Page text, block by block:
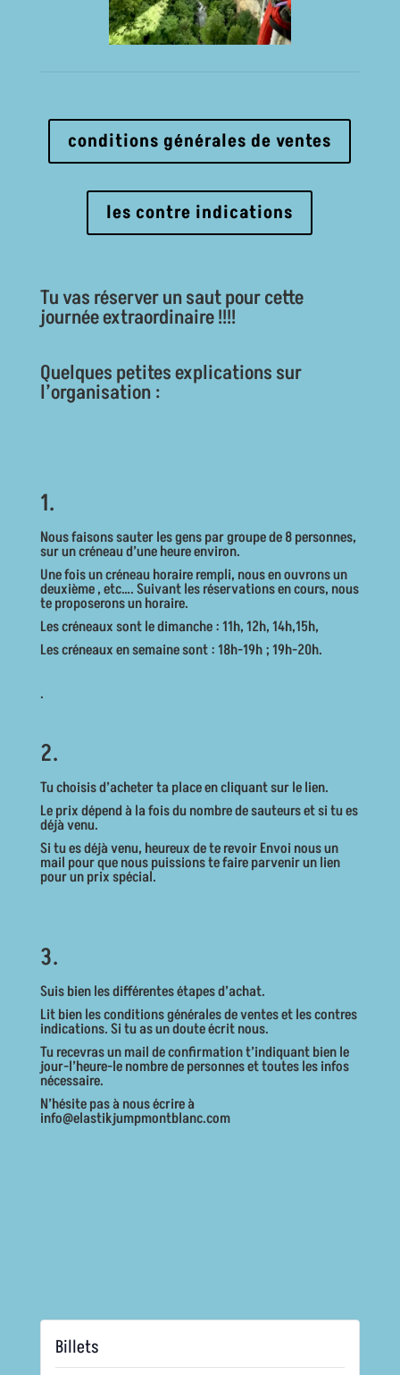
conditions générales de ventes
les contre indications
Tu vas réserver un saut pour cette
journée extraordinaire !!!!
Quelques petites explications sur
l’organisation :
1.
Nous faisons sauter les gens par groupe de 8 personnes,
sur un créneau d’une heure environ.
Une fois un créneau horaire rempli, nous en ouvrons un
deuxième , etc…. Suivant les réservations en cours, nous
te proposerons un horaire.
Les créneaux sont le dimanche : 11h, 12h, 14h,15h,
Les créneaux en semaine sont : 18h-19h ; 19h-20h.
.
2.
Tu choisis d’acheter ta place en cliquant sur le lien.
Le prix dépend à la fois du nombre de sauteurs et si tu es
déjà venu.
Si tu es déjà venu, heureux de te revoir Envoi nous un
mail pour que nous puissions te faire parvenir un lien
pour un prix spécial.
3.
Suis bien les différentes étapes d’achat.
Lit bien les conditions générales de ventes et les contres
indications. Si tu as un doute écrit nous.
Tu recevras un mail de confirmation t’indiquant bien le
jour-l’heure-le nombre de personnes et toutes les infos
nécessaire.
N’hésite pas à nous écrire à
info@elastikjumpmontblanc.com
Billets